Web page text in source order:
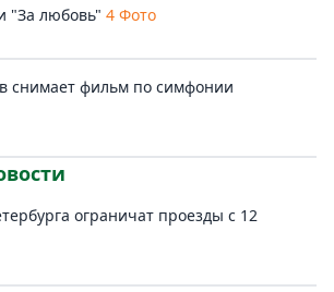
"За любовь" 4 Фото
снимает фильм по симфонии
ограничат проезды с 12